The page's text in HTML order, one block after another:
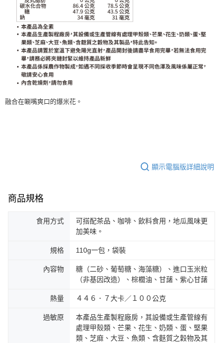
融合在唰嘴爽口的爆米花。
顯示電腦版詳細說明
商品規格
食用方式
可搭配茶品、咖啡、飲料食用，地瓜風味更
加美味。
規格 110g一包，袋裝
內容物
糖（二砂、葡萄糖、海藻糖）、進口玉米粒
（非基因改造）、棕櫚油、甘藷、紫心甘藷
熱量 ４４６．７大卡／１００公克
過敏原
本產品生產製程廠房，其設備或生產管線有
處理甲殼類、芒果、花生、奶類、蛋、堅果
類、芝麻、大豆、魚類、含麩質之穀物及其